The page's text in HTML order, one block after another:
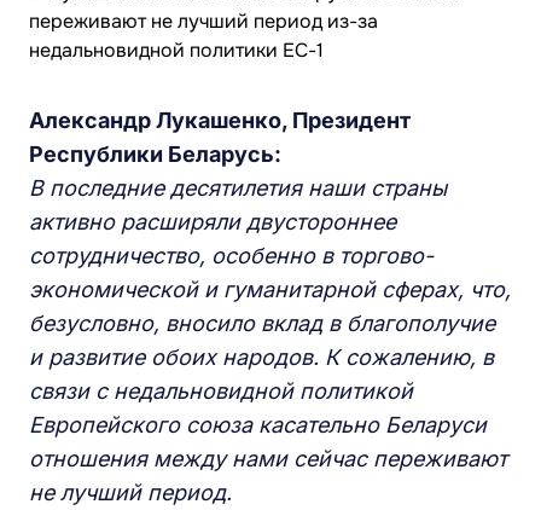
Александр Лукашенко, Президент
Республики Беларусь:
В последние десятилетия наши страны
активно расширяли двустороннее
сотрудничество, особенно в торгово-
экономической и гуманитарной сферах, что,
безусловно, вносило вклад в благополучие
и развитие обоих народов. К сожалению, в
связи с недальновидной политикой
Европейского союза касательно Беларуси
отношения между нами сейчас переживают
не лучший период.